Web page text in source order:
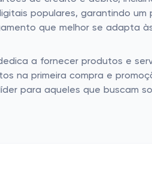
populares, garantindo
que melhor se adapta
a fornecer produtos e
na primeira compra e
para aqueles que buscam